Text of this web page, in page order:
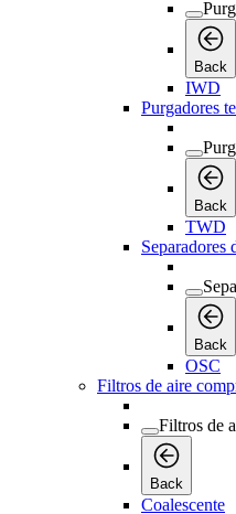
Back
IWD
Purgadores
Back
TWD
Separadores
Back
OSC
Filtros de aire
Filtros de
Back
Coalescente